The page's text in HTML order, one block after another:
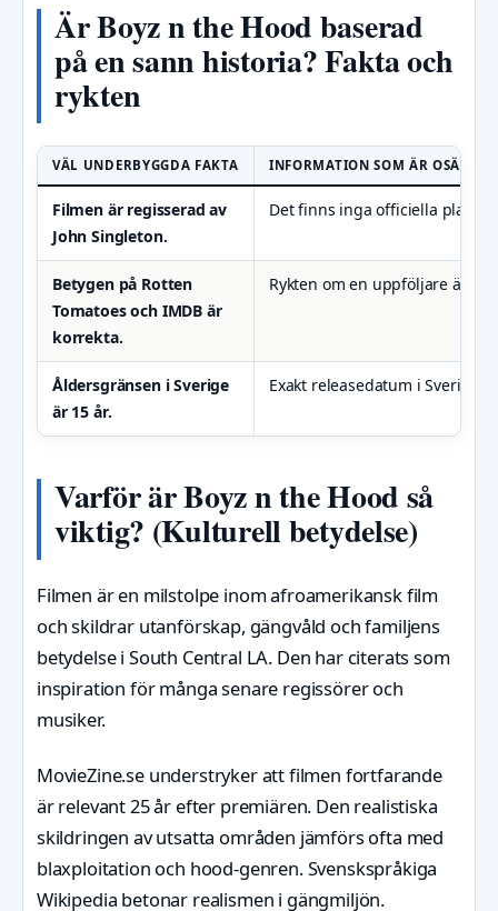
Är Boyz n the Hood baserad
på en sann historia? Fakta och
rykten
VÄL UNDERBYGGDA FAKTA INFORMATION SOM ÄR OSÄKER
Filmen är regisserad av
John Singleton.
Det finns inga officiella planer
Betygen på Rotten
Tomatoes och IMDB är
korrekta.
Rykten om en uppföljare är
Åldersgränsen i Sverige
är 15 år.
Exakt releasedatum i Sverige
Varför är Boyz n the Hood så
viktig? (Kulturell betydelse)
Filmen är en milstolpe inom afroamerikansk film
och skildrar utanförskap, gängvåld och familjens
betydelse i South Central LA. Den har citerats som
inspiration för många senare regissörer och
musiker.
MovieZine.se understryker att filmen fortfarande
är relevant 25 år efter premiären. Den realistiska
skildringen av utsatta områden jämförs ofta med
blaxploitation och hood-genren. Svenskspråkiga
Wikipedia betonar realismen i gängmiljön.